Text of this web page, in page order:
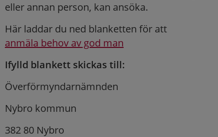
eller annan person, kan ansöka.
Här laddar du ned blanketten för att
anmäla behov av god man
Ifylld blankett skickas till:
Överförmyndarnämnden
Nybro kommun
382 80 Nybro